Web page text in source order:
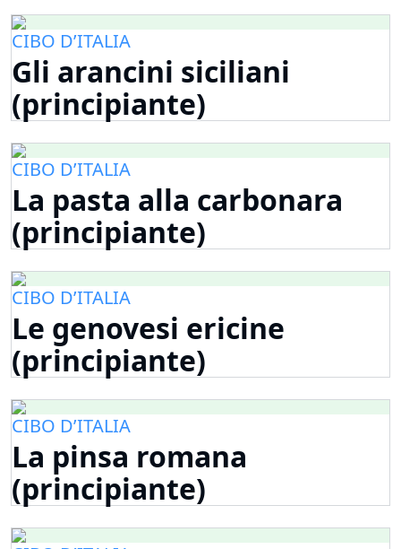
CIBO D’ITALIA
Gli arancini siciliani
(principiante)
CIBO D’ITALIA
La pasta alla carbonara
(principiante)
CIBO D’ITALIA
Le genovesi ericine
(principiante)
CIBO D’ITALIA
La pinsa romana
(principiante)